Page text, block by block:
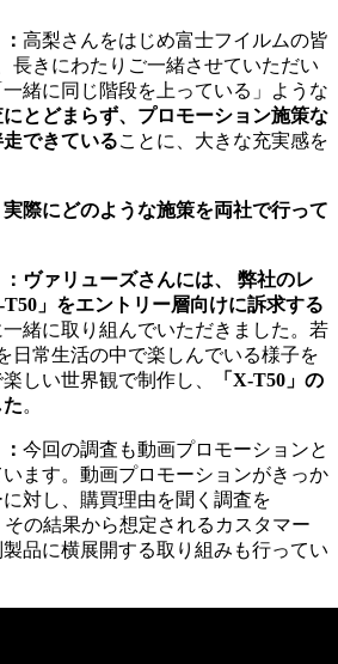
高梨さんをはじめ富士フイルムの皆
長きにわたりご一緒させていただい
緒に同じ階段を上っている」ような
とどまらず、プロモーション施策な
できていることに、大きな充実感を
際にどのような施策を両社で行って
ヴァリューズさんには、 弊社のレ
」をエントリー層向けに訴求する
一緒に取り組んでいただきました。若
日常生活の中で楽しんでいる様子を
しい世界観で制作し、
「X-T50」の
。
今回の調査も動画プロモーションと
ます。動画プロモーションがきっか
対し、購買理由を聞く調査を
その結果から想定されるカスタマー
品に横展開する取り組みも行ってい